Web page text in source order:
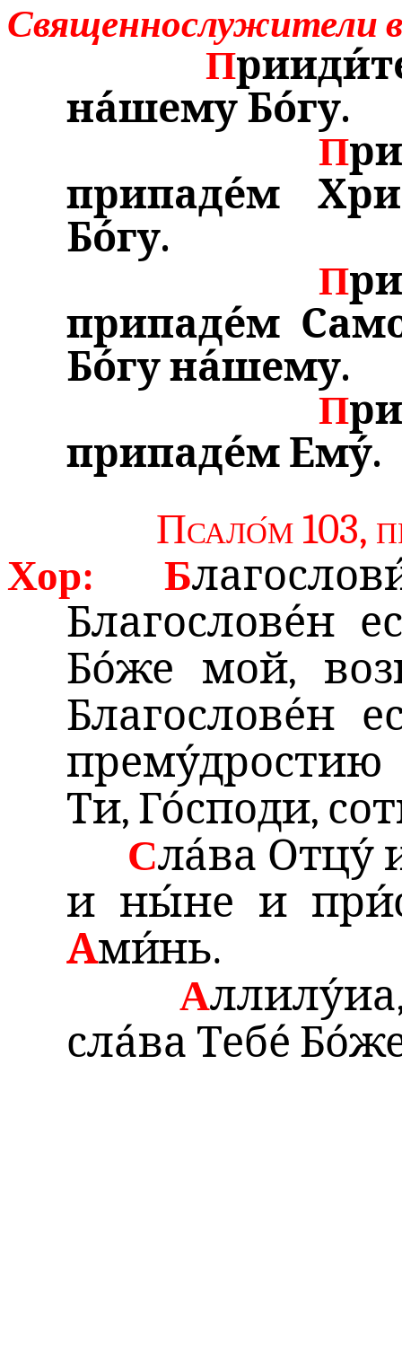
Священнослужители
П
на́шему Бо́гу.
П
припаде́м
Бо́гу.
П
припаде́м
Бо́гу на́шему.
П
припаде́м Ему́.
Псало́м 103,
Хор:
Б
Благослове́н
Бо́же мой,
Благослове́н
прему́дростию
Ти, Го́споди,
Сла́ва Отцу́
и ны́не и
Ами́нь.
А
сла́ва Тебе́